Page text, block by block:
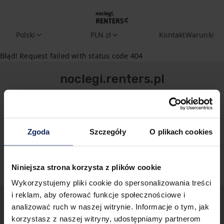
Zgoda Szczegóły O plikach cookies
Niniejsza strona korzysta z plików cookie
Wykorzystujemy pliki cookie do spersonalizowania treści
i reklam, aby oferować funkcje społecznościowe i
analizować ruch w naszej witrynie. Informacje o tym, jak
korzystasz z naszej witryny, udostępniamy partnerom
Polski PLN zł KontaktWarunki
Błąd! Request failed with status code 404
noclegi.renters.pl